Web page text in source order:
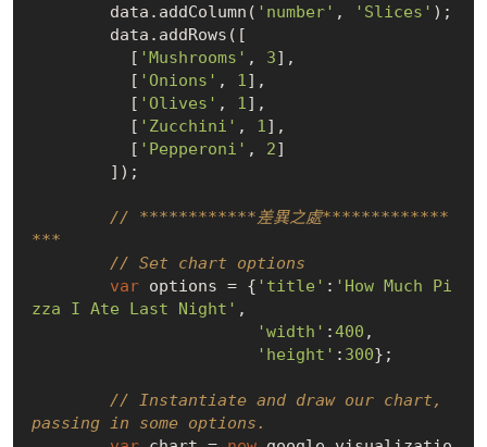
        data.addColumn(
'number' , 'Slices' );
          [
'Mushrooms' , 3],
          [
'Onions' , 1],
          [
'Olives' , 1],
          [
'Zucchini' , 1],
          [
'Pepperoni' , 2]
// ************差異之處*************
***
// Set chart options
var options = { 'title' : 'How Much Pi
zza I Ate Last Night' ,
'width' :400 ,
'height' : 300};
// Instantiate and draw our chart,
passing in some options.